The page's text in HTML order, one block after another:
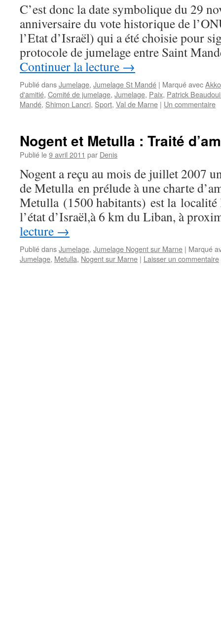
C’est donc la date symbolique du 29
anniversaire du vote historique de
l’Etat d’Israël) qui a été choisie pour
protocole de jumelage entre Saint
Continuer la lecture →
Publié dansJumelage, Jumelage St Mandé | Marqué avecAkko
d'amitié, Comité de jumelage, Jumelage, Paix, Patrick
Mandé, Shimon Lancri, Sport, Val de Marne | Un commentaire
Nogent et Metulla : Traité
Publié le9 avril 2011 par Denis
Nogent a reçu au mois de juillet 2007
de Metulla en prélude à une charte
Metulla (1500 habitants) est la localité
l’état d’Israël,à 6 km du Liban, à
lecture →
Publié dansJumelage, Jumelage Nogent sur Marne | Marqué
Jumelage, Metulla, Nogent sur Marne | Laisser un commentaire